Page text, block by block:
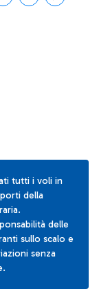
tutti i voli in
della
delle
sullo scalo e
senza